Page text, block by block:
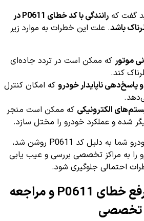
گفت که
رانندگی با کد خطای P0611 در
باشد. علت این خطرات به موارد زیر
موتور که ممکن است در تردد جاده‌ای
کند.
ناپایدار خودرو که امکان کنترل
الکترونیکی که ممکن است منجر
شده و عملکرد خودرو را مختل سازد.
بنابراین، اگر چراغ چک خودرو شما به دلیل کد P0611 روشن شد،
را به مراکز تخصصی بررسی و عیب یابی
احتمالی جلوگیری شود.
اهمیت بررسی و رفع خطای P0611 و مراجعه
تخصصی